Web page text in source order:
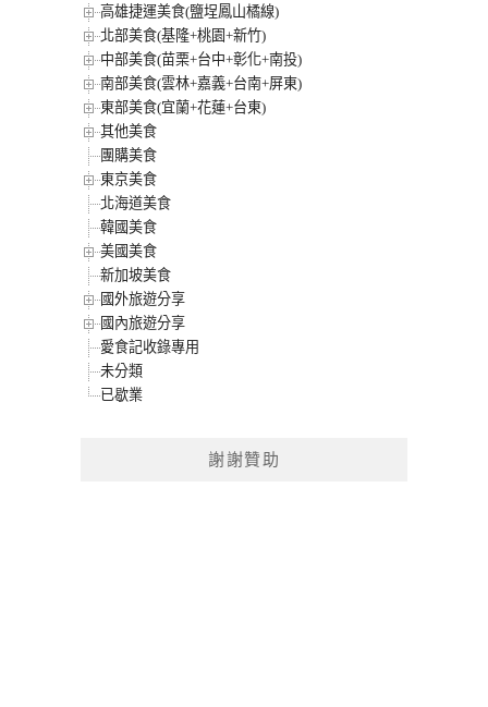
高雄捷運美食(鹽埕鳳山橘線)
北部美食(基隆+桃園+新竹)
中部美食(苗栗+台中+彰化+南投)
南部美食(雲林+嘉義+台南+屏東)
東部美食(宜蘭+花蓮+台東)
其他美食
團購美食
東京美食
北海道美食
韓國美食
美國美食
新加坡美食
國外旅遊分享
國內旅遊分享
愛食記收錄專用
未分類
已歇業
謝謝贊助